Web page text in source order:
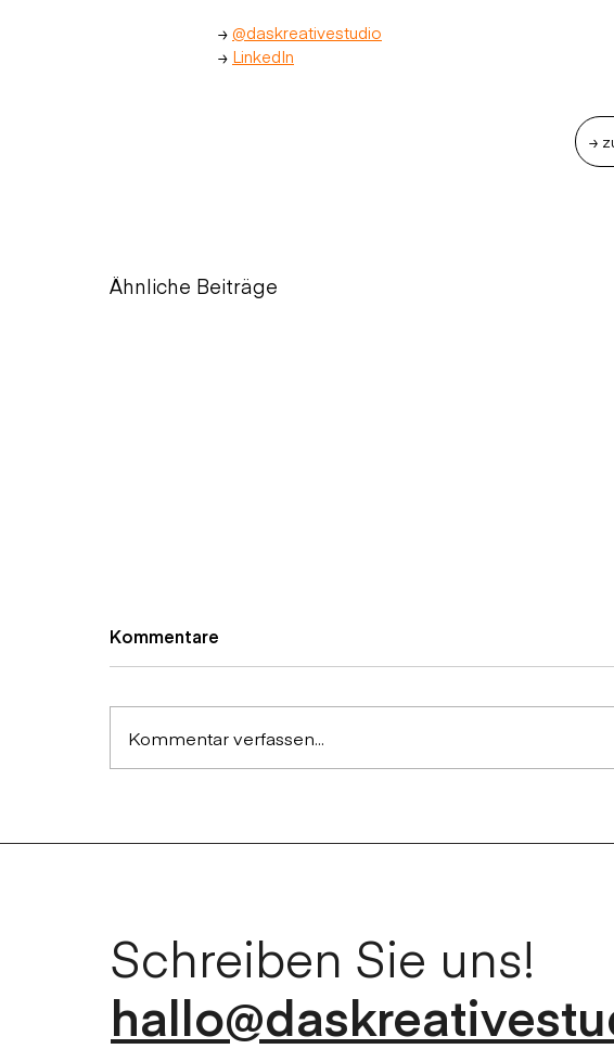
≥ @daskreativestudio
≥ LinkedIn
≥
Ähnliche Beiträge
≥ DKS mit
Kommentare
Kommentar verfassen...
Schreiben Sie uns!